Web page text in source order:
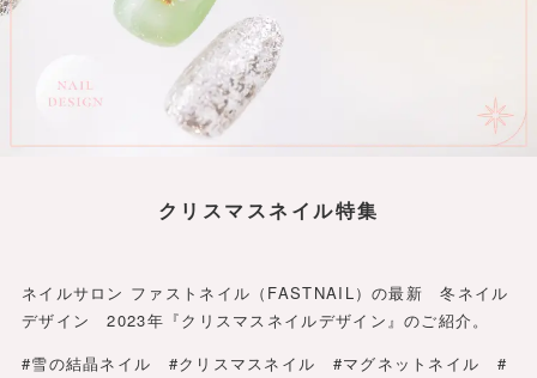
クリスマスネイル特集
ネイルサロン ファストネイル（FASTNAIL）の最新 冬ネイル
デザイン 2023年『クリスマスネイルデザイン』のご紹介。
#雪の結晶ネイル #クリスマスネイル #マグネットネイル #